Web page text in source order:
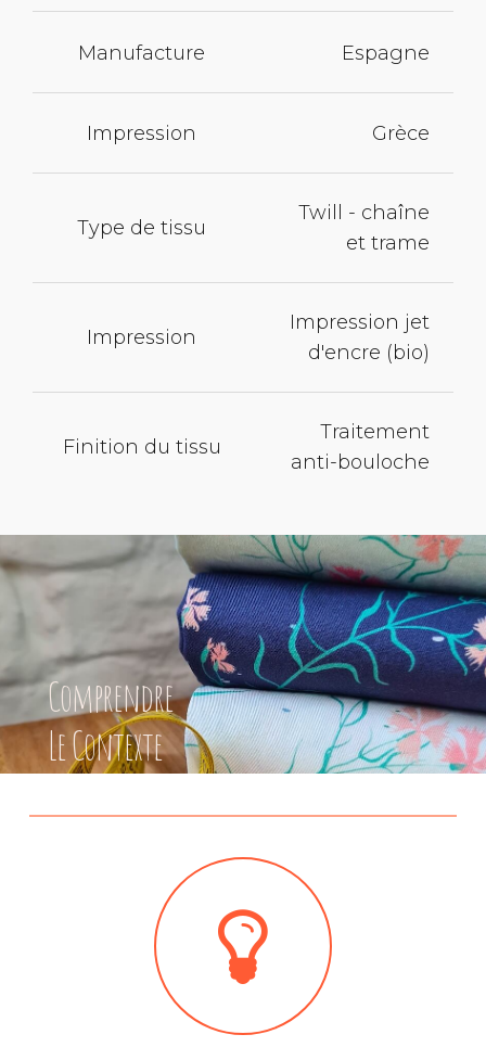
Manufacture Espagne
Impression Grèce
Type de tissu
Twill - chaîne
et trame
Impression
Impression jet
d'encre (bio)
Finition du tissu
Traitement
anti-bouloche
Comprendre
Le Contexte